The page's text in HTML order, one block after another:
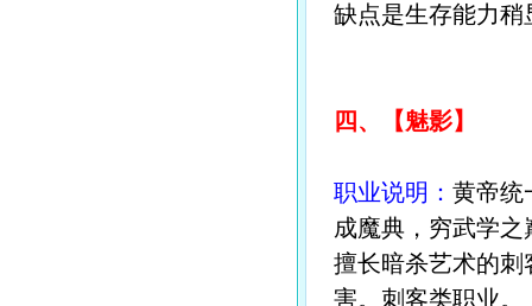
缺点是生存能力稍
四、【魅影】
职业说明： 黄帝统
成魔典，穷武学
擅长暗杀艺术的
害。刺客类职业。